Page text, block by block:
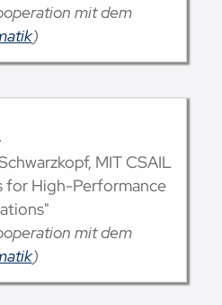
mit dem
)
MIT CSAIL
for High-Performance
mit dem
)